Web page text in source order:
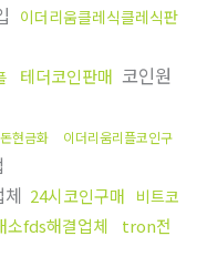
이더리움클레식클레식판
테더코인판매 코인원
돈현금화
이더리움리플코인구
24시코인구매 비트코
소fds해결업체
tron전